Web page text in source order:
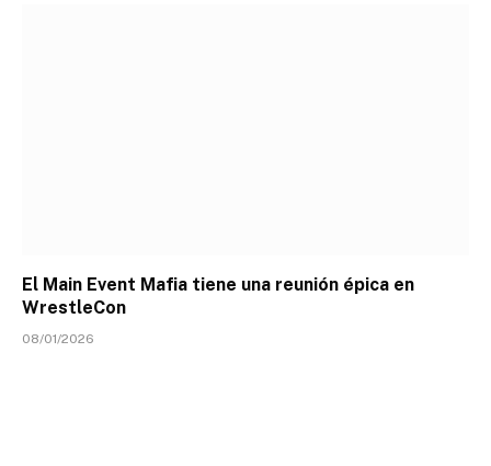
El Main Event Mafia tiene una reunión épica en
WrestleCon
08/01/2026